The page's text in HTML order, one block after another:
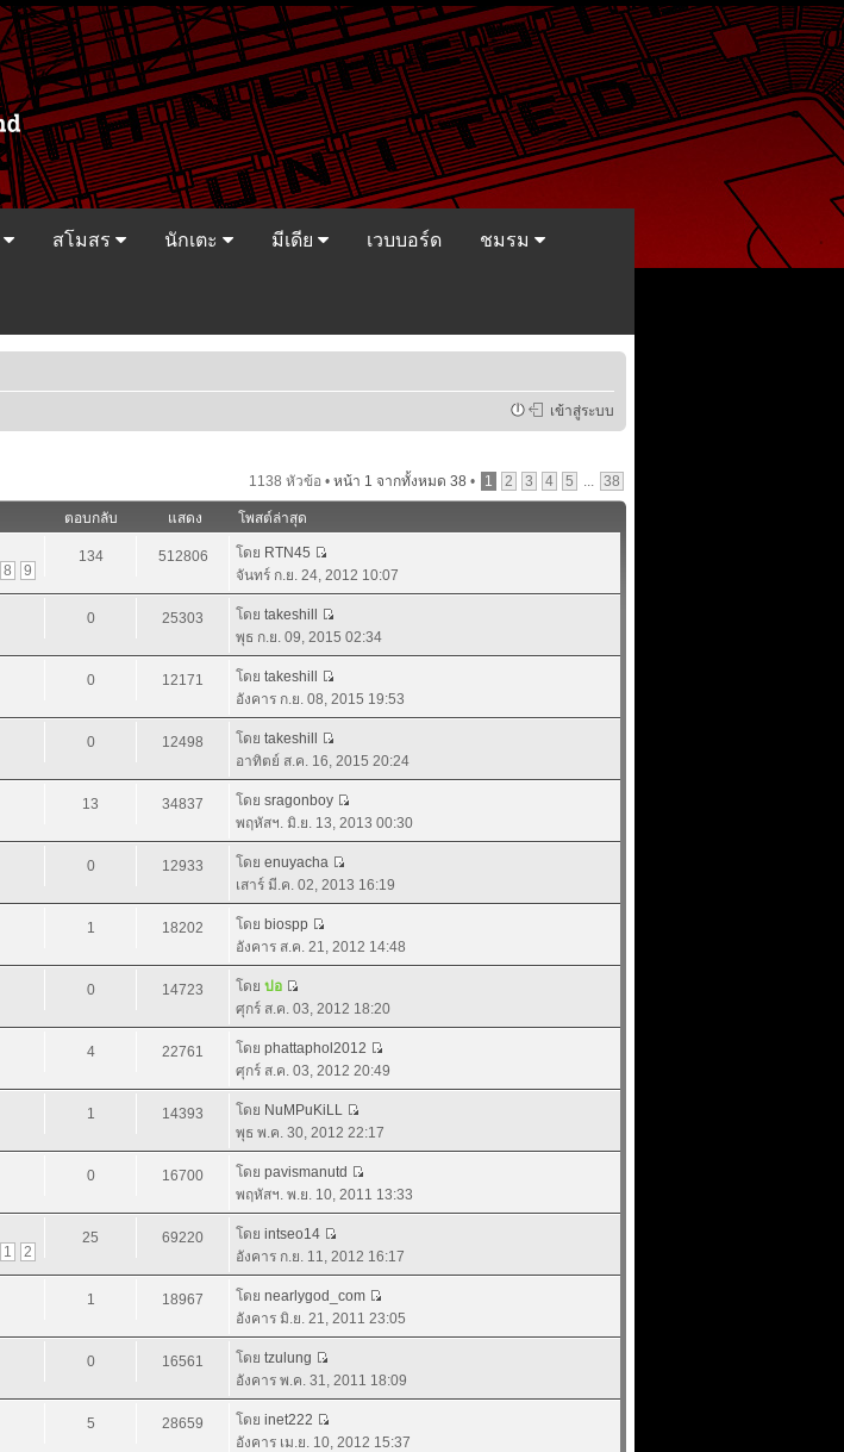
สโมสร นักเตะ มีเดีย เวบบอร์ด ชมรม
เข้าสู่ระบบ
1138 หัวข้อ • หน้า 1 จากทั้งหมด 38 • 1 2 3 4 5 ... 38
ตอบกลับ แสดง
โพสต์ล่าสุด
8 9
134 512806 โดย RTN45
จันทร์ ก.ย. 24, 2012 10:07
0 25303 โดย takeshill
พุธ ก.ย. 09, 2015 02:34
0 12171 โดย takeshill
อังคาร ก.ย. 08, 2015 19:53
0 12498 โดย takeshill
อาทิตย์ ส.ค. 16, 2015 20:24
13 34837 โดย sragonboy
พฤหัสฯ. มิ.ย. 13, 2013 00:30
0 12933 โดย enuyacha
เสาร์ มี.ค. 02, 2013 16:19
1 18202 โดย biospp
อังคาร ส.ค. 21, 2012 14:48
0 14723 โดย ปอ
ศุกร์ ส.ค. 03, 2012 18:20
4 22761 โดย phattaphol2012
ศุกร์ ส.ค. 03, 2012 20:49
1 14393 โดย NuMPuKiLL
พุธ พ.ค. 30, 2012 22:17
0 16700 โดย pavismanutd
พฤหัสฯ. พ.ย. 10, 2011 13:33
1
2
25 69220 โดย intseo14
อังคาร ก.ย. 11, 2012 16:17
1 18967 โดย nearlygod_com
อังคาร มิ.ย. 21, 2011 23:05
0 16561 โดย tzulung
อังคาร พ.ค. 31, 2011 18:09
5 28659 โดย inet222
อังคาร เม.ย. 10, 2012 15:37